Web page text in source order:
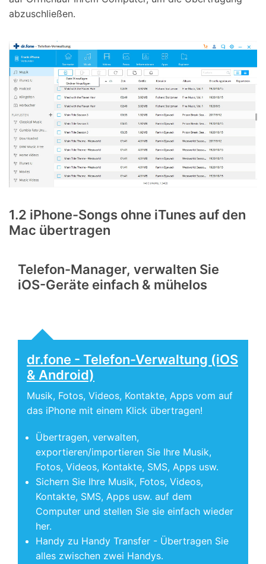
abzuschließen.
1.2 iPhone-Songs ohne iTunes auf den
Mac übertragen
Telefon-Manager, verwalten Sie
iOS-Geräte einfach & mühelos
dr.fone - Telefon-Verwaltung (iOS
& Android)
Musik, Fotos, Videos, Kontakte, Apps vom auf
das iPhone mit einem Klick übertragen!
Übertragen, verwalten,
exportieren/importieren Sie Ihre Musik,
Fotos, Videos, Kontakte, SMS, Apps usw.
Sichern Sie Ihre Musik, Fotos, Videos,
Kontakte, SMS, Apps usw. auf dem
Computer und stellen Sie sie einfach wieder
her.
Handy zu Handy Transfer - Übertragen Sie
alles zwischen zwei Handys.